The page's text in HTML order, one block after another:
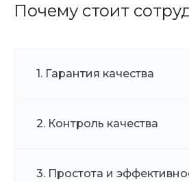
Почему стоит
1. Гарантия качества
2. Контроль качества
3. Простота и